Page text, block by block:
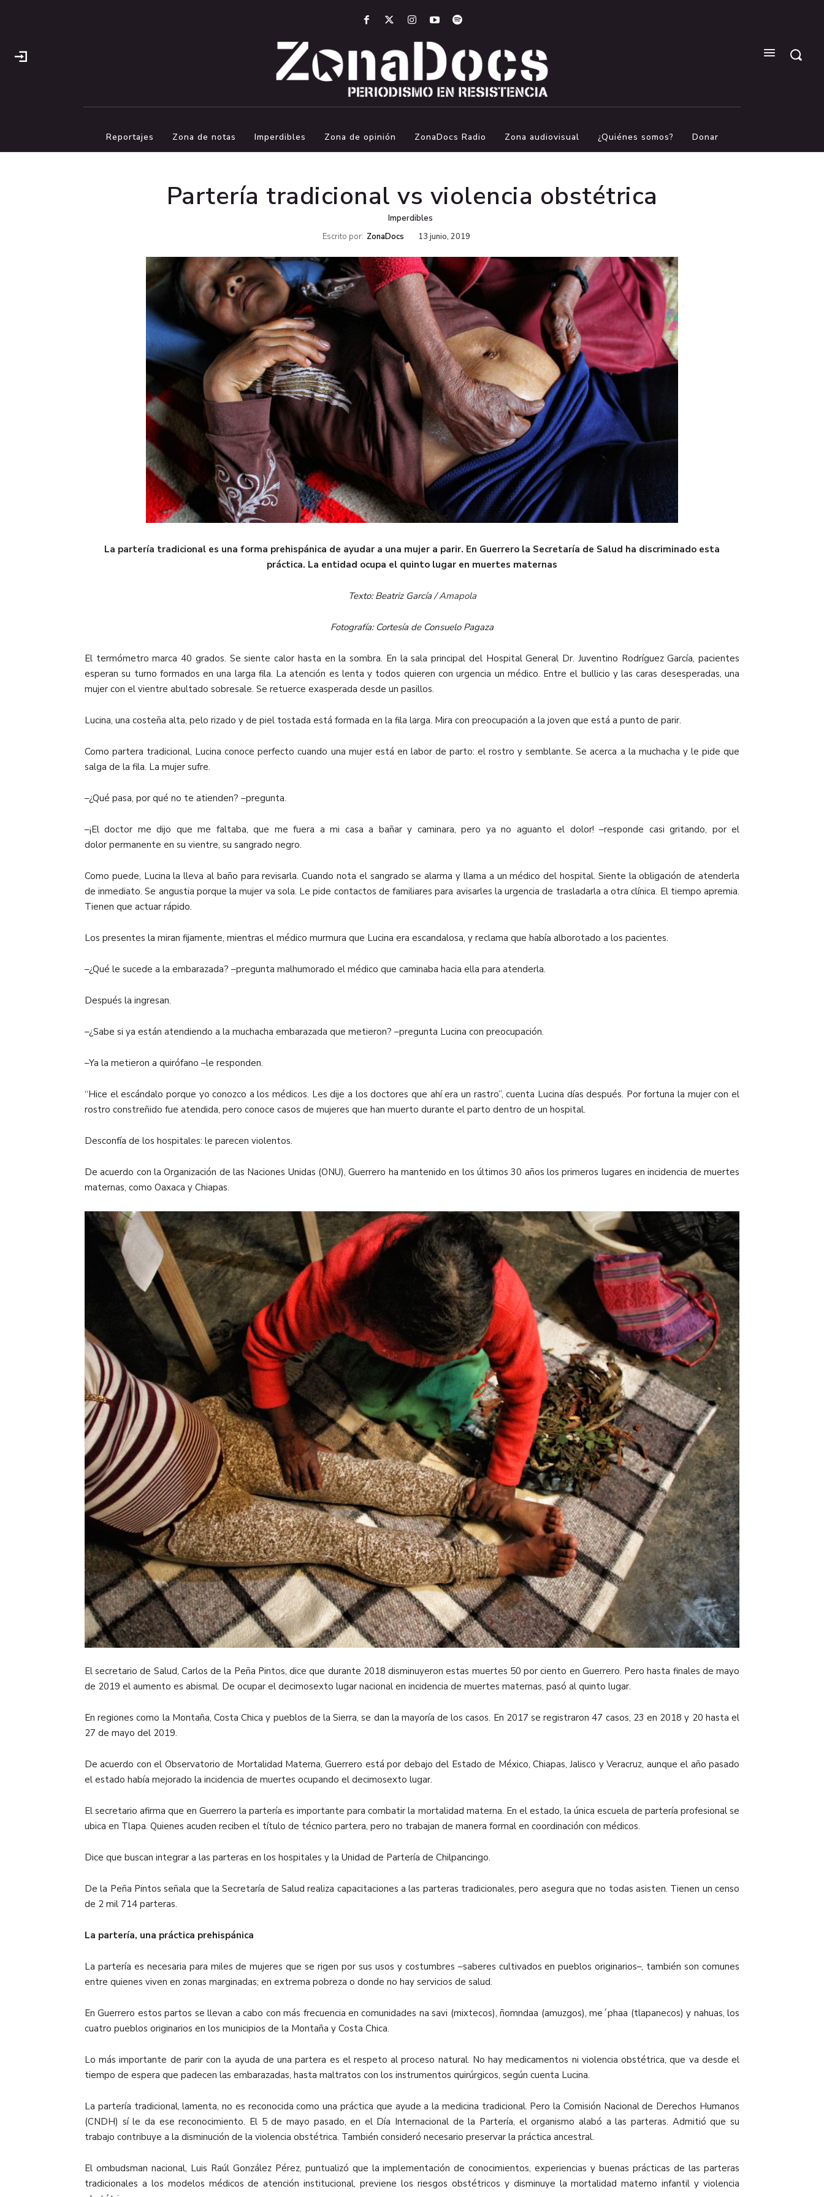
Reportajes Zona de notas Imperdibles Zona de opinión ZonaDocs Radio Zona audiovisual ¿Quiénes somos? Donar
Partería tradicional vs violencia obstétrica
Imperdibles
Escrito por: ZonaDocs 13 junio, 2019
La partería tradicional es una forma prehispánica de ayudar a una mujer a parir. En Guerrero la Secretaría de Salud ha discriminado esta
práctica. La entidad ocupa el quinto lugar en muertes maternas
Texto: Beatriz García /Amapola
Fotografía: Cortesía de Consuelo Pagaza
El termómetro marca 40 grados. Se siente calor hasta en la sombra. En la sala principal del Hospital General Dr. Juventino Rodríguez García, pacientes
esperan su turno formados en una larga fila. La atención es lenta y todos quieren con urgencia un médico. Entre el bullicio y las caras desesperadas, una
mujer con el vientre abultado sobresale. Se retuerce exasperada desde un pasillos.
Lucina, una costeña alta, pelo rizado y de piel tostada está formada en la fila larga. Mira con preocupación a la joven que está a punto de parir.
Como partera tradicional, Lucina conoce perfecto cuando una mujer está en labor de parto: el rostro y semblante. Se acerca a la muchacha y le pide que
salga de la fila. La mujer sufre.
–¿Qué pasa, por qué no te atienden? –pregunta.
–¡El doctor me dijo que me faltaba, que me fuera a mi casa a bañar y caminara, pero ya no aguanto el dolor! –responde casi gritando, por el
dolor permanente en su vientre, su sangrado negro.
Como puede, Lucina la lleva al baño para revisarla. Cuando nota el sangrado se alarma y llama a un médico del hospital. Siente la obligación de atenderla
de inmediato. Se angustia porque la mujer va sola. Le pide contactos de familiares para avisarles la urgencia de trasladarla a otra clínica. El tiempo apremia.
Tienen que actuar rápido.
Los presentes la miran fijamente, mientras el médico murmura que Lucina era escandalosa, y reclama que había alborotado a los pacientes.
–¿Qué le sucede a la embarazada? –pregunta malhumorado el médico que caminaba hacia ella para atenderla.
Después la ingresan.
–¿Sabe si ya están atendiendo a la muchacha embarazada que metieron? –pregunta Lucina con preocupación.
–Ya la metieron a quirófano –le responden.
“Hice el escándalo porque yo conozco a los médicos. Les dije a los doctores que ahí era un rastro”, cuenta Lucina días después. Por fortuna la mujer con el
rostro constreñido fue atendida, pero conoce casos de mujeres que han muerto durante el parto dentro de un hospital.
Desconfía de los hospitales: le parecen violentos.
De acuerdo con la Organización de las Naciones Unidas (ONU), Guerrero ha mantenido en los últimos 30 años los primeros lugares en incidencia de muertes
maternas, como Oaxaca y Chiapas.
El secretario de Salud, Carlos de la Peña Pintos, dice que durante 2018 disminuyeron estas muertes 50 por ciento en Guerrero. Pero hasta finales de mayo
de 2019 el aumento es abismal. De ocupar el decimosexto lugar nacional en incidencia de muertes maternas, pasó al quinto lugar.
En regiones como la Montaña, Costa Chica y pueblos de la Sierra, se dan la mayoría de los casos. En 2017 se registraron 47 casos, 23 en 2018 y 20 hasta el
27 de mayo del 2019.
De acuerdo con el Observatorio de Mortalidad Materna, Guerrero está por debajo del Estado de México, Chiapas, Jalisco y Veracruz, aunque el año pasado
el estado había mejorado la incidencia de muertes ocupando el decimosexto lugar.
El secretario afirma que en Guerrero la partería es importante para combatir la mortalidad materna. En el estado, la única escuela de partería profesional se
ubica en Tlapa. Quienes acuden reciben el título de técnico partera, pero no trabajan de manera formal en coordinación con médicos.
Dice que buscan integrar a las parteras en los hospitales y la Unidad de Partería de Chilpancingo.
De la Peña Pintos señala que la Secretaría de Salud realiza capacitaciones a las parteras tradicionales, pero asegura que no todas asisten. Tienen un censo
de 2 mil 714 parteras.
La partería, una práctica prehispánica
La partería es necesaria para miles de mujeres que se rigen por sus usos y costumbres –saberes cultivados en pueblos originarios–, también son comunes
entre quienes viven en zonas marginadas; en extrema pobreza o donde no hay servicios de salud.
En Guerrero estos partos se llevan a cabo con más frecuencia en comunidades na savi (mixtecos), ñomndaa (amuzgos), me´phaa (tlapanecos) y nahuas, los
cuatro pueblos originarios en los municipios de la Montaña y Costa Chica.
Lo más importante de parir con la ayuda de una partera es el respeto al proceso natural. No hay medicamentos ni violencia obstétrica, que va desde el
tiempo de espera que padecen las embarazadas, hasta maltratos con los instrumentos quirúrgicos, según cuenta Lucina.
La partería tradicional, lamenta, no es reconocida como una práctica que ayude a la medicina tradicional. Pero la Comisión Nacional de Derechos Humanos
(CNDH) sí le da ese reconocimiento. El 5 de mayo pasado, en el Día Internacional de la Partería, el organismo alabó a las parteras. Admitió que su
trabajo contribuye a la disminución de la violencia obstétrica. También consideró necesario preservar la práctica ancestral.
El ombudsman nacional, Luis Raúl González Pérez, puntualizó que la implementación de conocimientos, experiencias y buenas prácticas de las parteras
tradicionales a los modelos médicos de atención institucional, previene los riesgos obstétricos y disminuye la mortalidad materno infantil y violencia